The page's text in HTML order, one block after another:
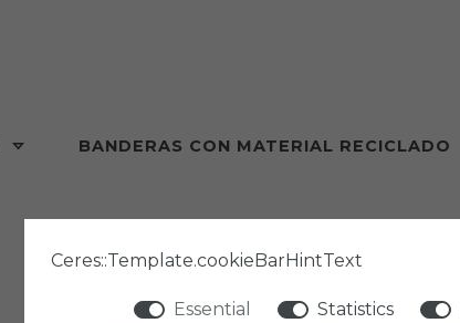
BANDERAS CON MATERIAL RECICLADO
Ceres::Template.cookieBarHintText
Essential Statistics